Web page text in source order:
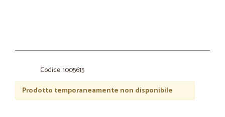
Codice: 1005615
Prodotto temporaneamente non disponibile